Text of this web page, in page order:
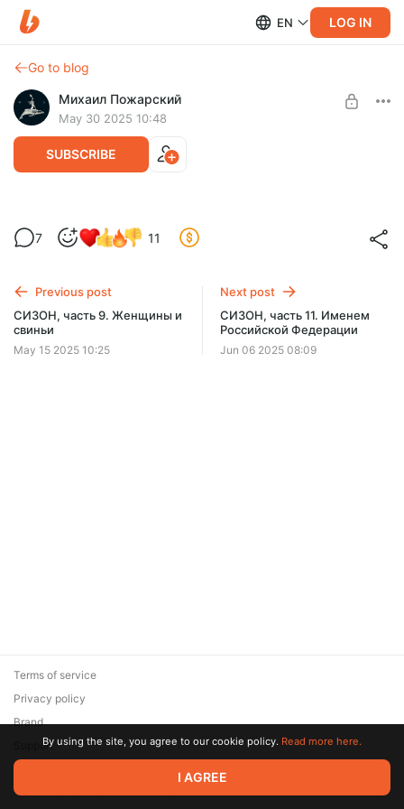
EN LOG IN
Go to blog
Михаил Пожарский
May 30 2025 10:48
SUBSCRIBE
СИЗОН, часть 10. Шерсть
Блатная самоорганизация несла арестантам многие блага,
администрации.
Level required:
SUBSCRIBE
7 11
Previous post
СИЗОН, часть 9. Женщины и
свиньи
May 15 2025 10:25
Next post
СИЗОН, часть 11. Именем
Российской Федерации
Jun 06 2025 08:09
© 2026 Zaya Solutions Limited. All rights reserved. All trademarks
are the property of their respective owners.
Terms of service
Privacy policy
Brand
SupportBy using the site, you agree to our cookie policy. Read more here.
I AGREE